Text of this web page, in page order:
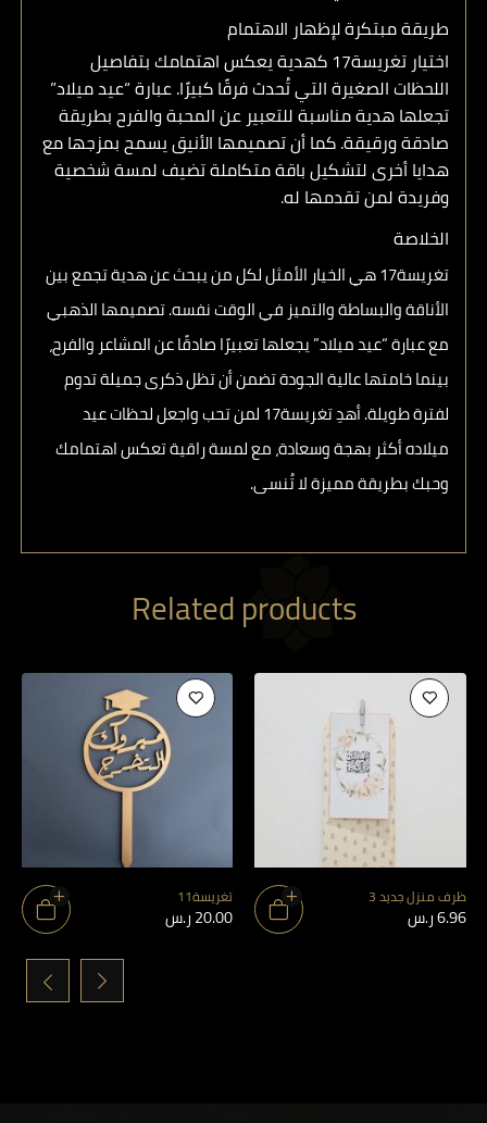
طريقة مبتكرة لإظهار الاهتمام
اختيارتغريسة17
كهدية يعكس اهتمامك بتفاصيل
اللحظات الصغيرة التي تُحدث فرقًا كبيرًا. عبارة “عيد ميلاد”
تجعلها هدية مناسبة للتعبير عن المحبة والفرح بطريقة
صادقة ورقيقة. كما أن تصميمها الأنيق يسمح بمزجها مع
هدايا أخرى لتشكيل باقة متكاملة تضيف لمسة شخصية
وفريدة لمن تقدمها له.
الخلاصة
تغريسة17
هي الخيار الأمثل لكل من يبحث عن هدية تجمع بين
الأناقة والبساطة والتميز في الوقت نفسه. تصميمها الذهبي
مع عبارة “عيد ميلاد” يجعلها تعبيرًا صادقًا عن المشاعر والفرح،
بينما خامتها عالية الجودة تضمن أن تظل ذكرى جميلة تدوم
لفترة طويلة. أهدِتغريسة17
لمن تحب واجعل لحظات عيد
ميلاده أكثر بهجة وسعادة، مع لمسة راقية تعكس اهتمامك
وحبك بطريقة مميزة لا تُنسى.
Related products
ظرف منزل جديد 3
6.96ر.س
تغريسة11
20.00ر.س
‹
›